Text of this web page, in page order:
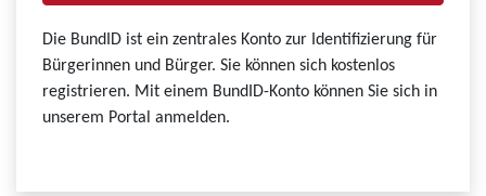
Die BundID ist ein zentrales Konto zur Identifizierung für
Bürgerinnen und Bürger. Sie können sich kostenlos
registrieren. Mit einem BundID-Konto können Sie sich in
unserem Portal anmelden.